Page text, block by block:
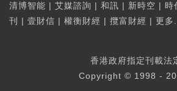
清博智能 | 艾媒諮詢 | 和訊 | 新時空 | 時
刊
| 壹財信 | 權衡財經 | 攬富財經 | 更多
香港政府指定刊載法
Copyright © 1998 -